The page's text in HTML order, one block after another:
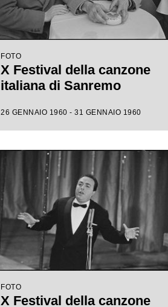
FOTO
X Festival della canzone
italiana di Sanremo
26 GENNAIO 1960 - 31 GENNAIO 1960
FOTO
X Festival della canzone